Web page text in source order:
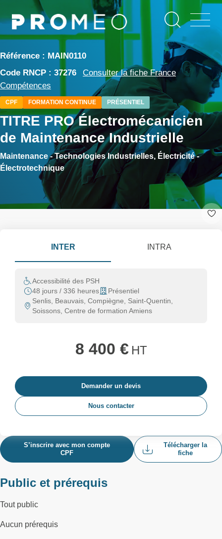
au
contenu
principal
Référence : MAIN0110
Code RNCP : 37276
Consulter la fiche France
Compétences
CPF FORMATION CONTINUE PRÉSENTIEL
TITRE PRO Électromécanicien
de Maintenance Industrielle
Maintenance - Technologies Industrielles, Électricité -
Électrotechnique
S’inscrire avec mon compte
CPF
Télécharger la
fiche
Public et prérequis
Tout public
Aucun prérequis
INTER INTRA
Accessibilité des PSH
48 jours / 336 heures
Présentiel
Senlis, Beauvais, Compiègne, Saint-Quentin,
Soissons, Centre de formation Amiens
8 400 € HT
Demander un devis
Nous contacter
Panneau de gestion des cookies